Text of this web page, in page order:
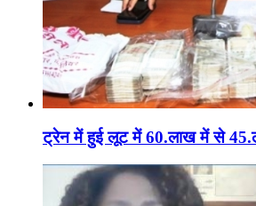
ट्रेन में हुई लूट में 60.लाख में से